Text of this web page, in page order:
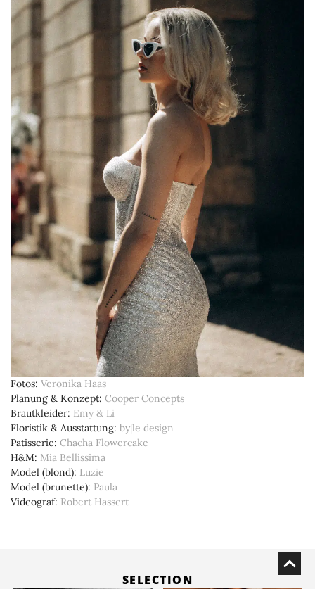
Fotos Veronika Haas
Planung & Konzept Cooper Concepts
Brautkleider Emy & Li
Floristik & Ausstattung by|le design
Patisserie Chacha Flowercake
H&M Mia Bellissima
Model (blond) Luzie
Model (brunette) Paula
Videograf Robert Hassert
SELECTION